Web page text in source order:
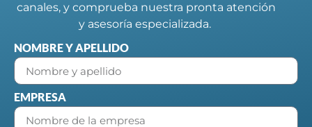
canales, y comprueba nuestra pronta atención
y asesoría especializada.
NOMBRE Y APELLIDO
EMPRESA